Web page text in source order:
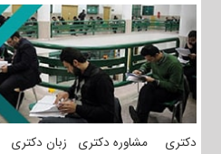
محتوا
دکتری مشاوره دکتری زبان دکتری